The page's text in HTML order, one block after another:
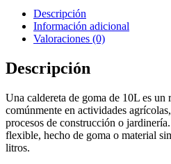
Descripción
Información adicional
Valoraciones (0)
Descripción
Una caldereta de goma de 10L es un
comúnmente en actividades
procesos de construcción o
flexible, hecho de goma o material
litros.